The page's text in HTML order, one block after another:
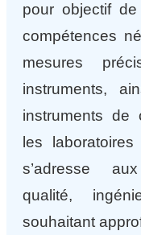
pour objectif
compétences
mesures
instruments,
instruments de
les
s’adresse
qualité,
souhaitant